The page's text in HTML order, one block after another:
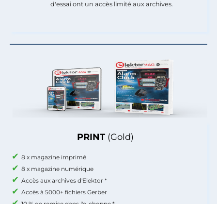
PRINT (Gold)
8 x magazine imprimé
8 x magazine numérique
Accès aux archives d'Elektor *
Accès à 5000+ fichiers Gerber
d'essai ont un accès limité aux archives.